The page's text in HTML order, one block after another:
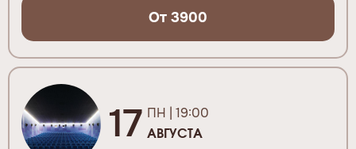
От 3900
17 ПН | 19:00
АВГУСТА